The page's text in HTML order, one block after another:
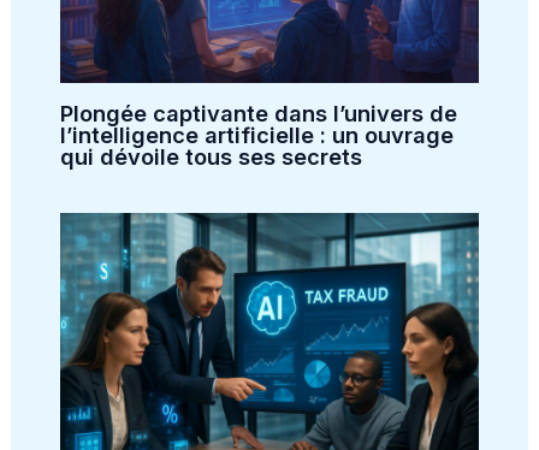
Plongée captivante dans l’univers de
l’intelligence artificielle : un ouvrage
qui dévoile tous ses secrets